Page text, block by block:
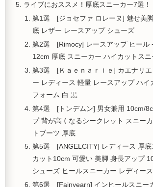
ライブにおススメ！厚底スニーカー7選！
第1選 [ジョセファ ロレーヌ] 魅せ美
底 レザー レースアップ シューズ
第2選 [Rimocy] レースアップ ヒール
12cm 厚底 スニーカー ハイカットスニ
第3選 [Ｋａｅｎａｒｉｅ] カエナリエ
ー レディース 軽量 レースアップ ハイ
フォーム 白 黒
第4選 [トンデムン] 男女兼用 10cm/
プ 背が高くなるシークレット スニー
トブーツ 厚底
第5選 [ANGELCITY] レディース 厚底
カット10cm 可愛い 美脚 身長アップ
シューズ ヒールスニーカー レディー
第6選 [Fainyearn] インヒールスニー